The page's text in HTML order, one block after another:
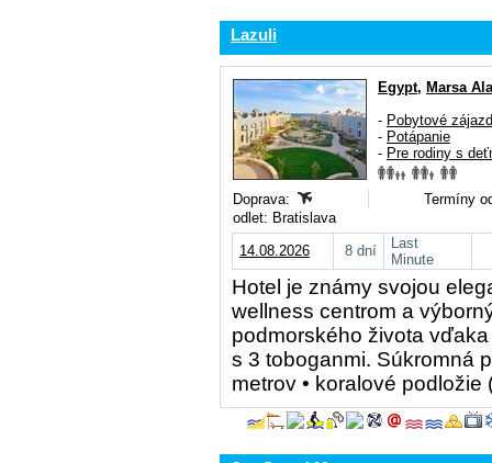
Lazuli
Egypt, Marsa
- Pobytové
- Potápanie
- Pre rodiny s
Doprava:
Termíny
odlet: Bratislava
14.08.2026
8 dní
Last
Minute
Hotel je známy svojou
wellness centrom a
podmorského života
s 3 toboganmi. Súkromná
metrov • koralové